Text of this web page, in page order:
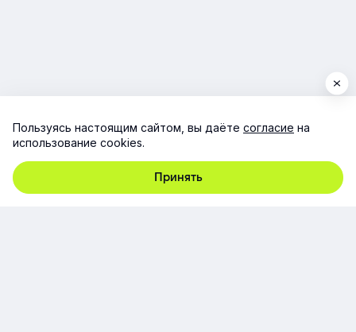
Пользуясь настоящим сайтом, вы даёте согласие на
использование cookies.
Принять